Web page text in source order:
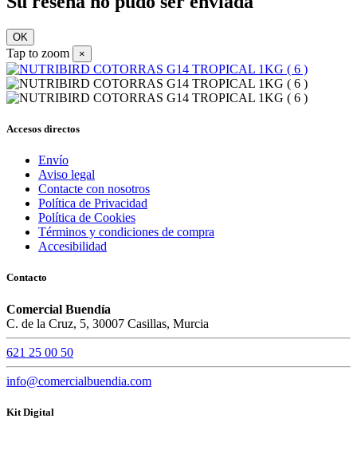
OK
Tap to zoom ×
Accesos directos
Envío
Aviso legal
Contacte con nosotros
Política de Privacidad
Política de Cookies
Términos y condiciones de compra
Accesibilidad
Contacto
Comercial Buendía
C. de la Cruz, 5, 30007 Casillas, Murcia
621 25 00 50
info@comercialbuendia.com
Kit Digital